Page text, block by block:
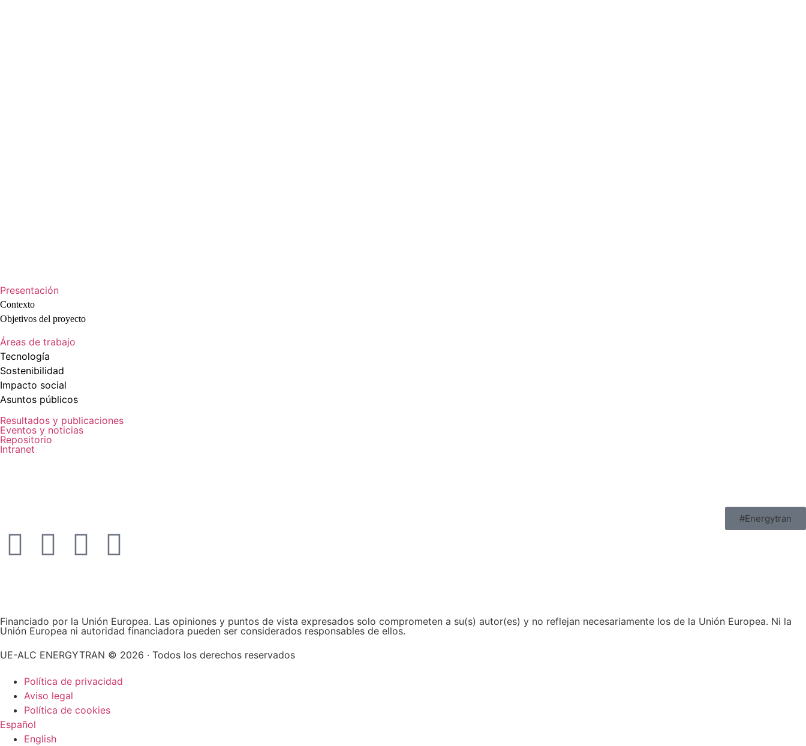
Presentación
Contexto
Objetivos del proyecto
Áreas de trabajo
Tecnología
Sostenibilidad
Impacto social
Asuntos públicos
Resultados y publicaciones
Eventos y noticias
Repositorio
Intranet
#Energytran
Financiado por la Unión Europea. Las opiniones y puntos de vista expresados solo comprometen a su(s) autor(es) y no reflejan necesariamente los de la Unión Europea. Ni la
Unión Europea ni autoridad financiadora pueden ser considerados responsables de ellos.
UE-ALC ENERGYTRAN © 2026 · Todos los derechos reservados
Política de privacidad
Aviso legal
Política de cookies
Español
English